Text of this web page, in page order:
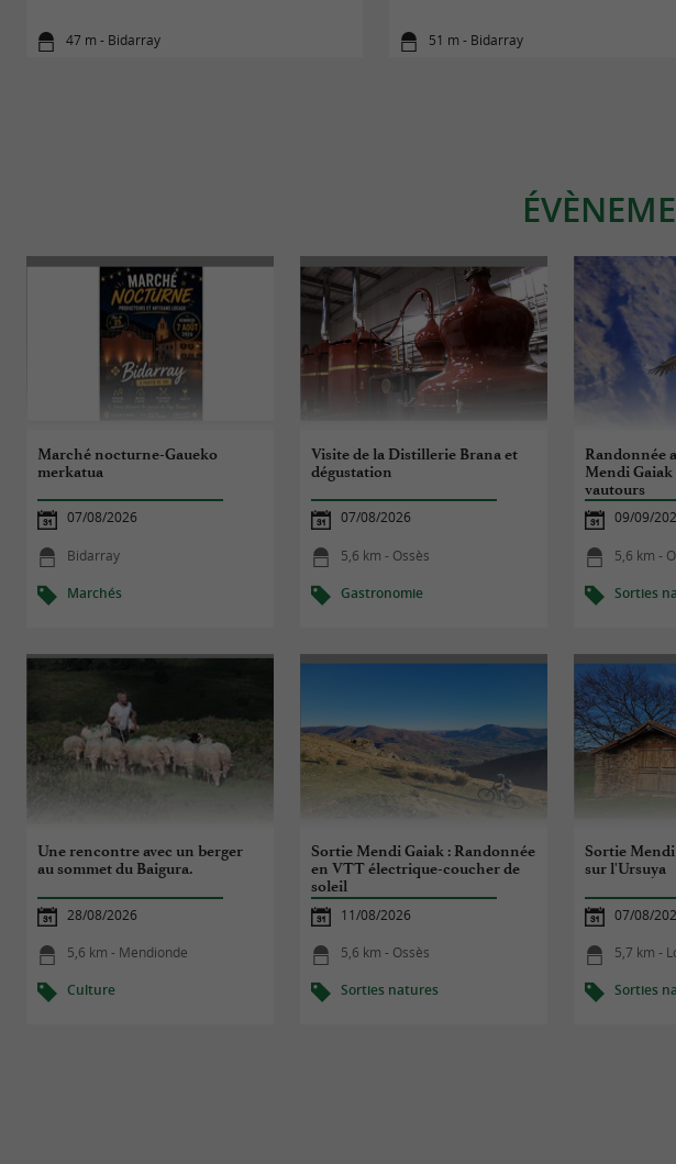
47 m - Bidarray 51 m - Bidarray
Marché nocturne-Gaueko
merkatua
07/08/2026
Bidarray
Marchés
Visite de la Distillerie Brana et
dégustation
07/08/2026
5,6 km - Ossès
Gastronomie
Randonnée
Mendi Gaiak
vautours
09/09/
5,6 km -
Sorties
Une rencontre avec un berger
au sommet du Baigura.
28/08/2026
5,6 km - Mendionde
Culture
Sortie Mendi Gaiak : Randonnée
en VTT électrique-coucher de
soleil
11/08/2026
5,6 km - Ossès
Sorties natures
Sortie
sur l'Ursuya
07/08/
5,7 km -
Sorties